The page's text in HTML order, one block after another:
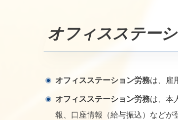
オフィスステー
オフィスステーション労務は、雇
オフィスステーション労務は、本
報、口座情報（給与振込）などが